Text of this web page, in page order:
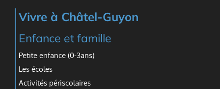
Vivre à Châtel-Guyon
Enfance et famille
Petite enfance (0-3ans)
Les écoles
Activités périscolaires